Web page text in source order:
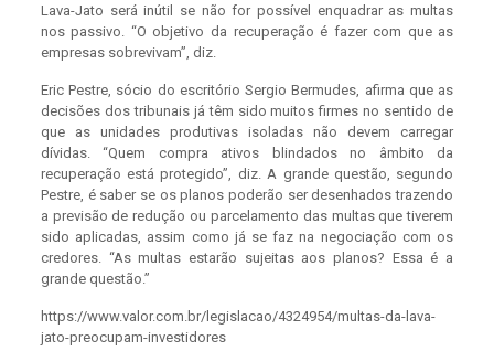
Lava-Jato será inútil se não for possível enquadrar as multas
nos passivo. “O objetivo da recuperação é fazer com que as
empresas sobrevivam”, diz.
Eric Pestre, sócio do escritório Sergio Bermudes, afirma que as
decisões dos tribunais já têm sido muitos firmes no sentido de
que as unidades produtivas isoladas não devem carregar
dívidas. “Quem compra ativos blindados no âmbito da
recuperação está protegido”, diz. A grande questão, segundo
Pestre, é saber se os planos poderão ser desenhados trazendo
a previsão de redução ou parcelamento das multas que tiverem
sido aplicadas, assim como já se faz na negociação com os
credores. “As multas estarão sujeitas aos planos? Essa é a
grande questão.”
https://www.valor.com.br/legislacao/4324954/multas-da-lava-
jato-preocupam-investidores